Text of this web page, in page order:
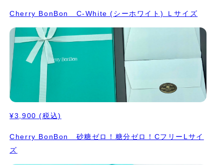
Cherry BonBon C-White (シーホワイト) Ｌサイズ
¥3,900 (税込)
Cherry BonBon 砂糖ゼロ！糖分ゼロ！CフリーLサイ
ズ